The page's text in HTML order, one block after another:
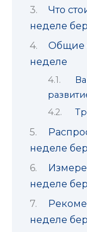
Что
неделе
Общие
неделе
неделе
неделе
неделе